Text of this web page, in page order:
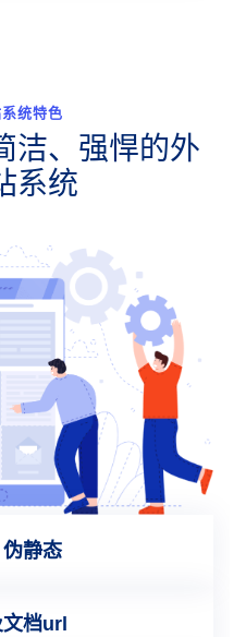
统特色
洁、强悍的外
系统
静态
档url